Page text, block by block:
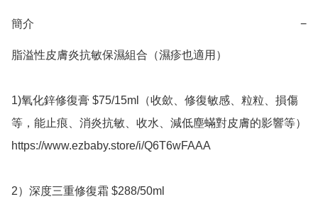
簡介 −
脂溢性皮膚炎抗敏保濕組合（濕疹也適用）
1)氧化鋅修復膏 $75/15ml（收歛、修復敏感、粒粒、損傷
等，能止痕、消炎抗敏、收水、減低塵蟎對皮膚的影響等）
https://www.ezbaby.store/i/Q6T6wFAAA
2）深度三重修復霜 $288/50ml